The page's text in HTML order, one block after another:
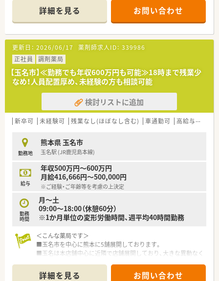
■現在は常勤薬剤師1名と事務員2名の体制で運営されており、
地域に密着した丁寧な服薬指導や在宅業務にも積極的に取り組
んでいます。
■最新の監査システムや薬歴共有システムを完備しており、少人
数の体制でも安全かつ効率的に業務を進められる環境が整って
います。
【募集背景と求める人物像について】
■熊本エリアの店舗拡大に伴い薬剤師が不足しているため、即戦
力として現場を支えていただける方を急募にて幅広く募集して
います。
■最新の調剤機器やITシステムが充実しているため、新しい設備
に対して柔軟に適応し、効率的な業務遂行を目指せる方を求めて
います。
■患者様とのコミュニケーションを大切にしながら、地域の健康
たします。
【法人特徴について】
■福岡県を中心にドラッグストアと調剤薬局を100店舗以上展
開しており、創業40年の歴史を持つ地域に根差した大手チェー
ン店です。
■健康経営優良法人ホワイト500に5年連続で認定されており、
社員の健康増進やワークライフバランスの向上に全社で取り組
んでいます。
■ドラッグ部門と調剤部門の分業が徹底されており、薬剤師はレ
ジ打ちや品出し業務を行わず調剤などの専門業務に専念できる
【こんな方が活躍中】
■子育てと仕事を両立させたい主婦薬剤師の方が多く活躍して
おり、互いにフォローし合える体制があるため急なお休みにも理
■最新機器を活用して効率的に働きたい20代から40代の若手・
中堅層が中心となって、活気ある店舗運営を行っているのが特徴
詳細を見る お問い合わせ
更新日： 2026/06/17 薬剤師求人ID： 339986
正社員
調剤薬局
【玉名市】≪勤務でも年収600万円も可能≫18時まで残業少
なめ！人員配置厚め、未経験の方も相談可能
検討リストに追加
新卒可 未経験可 残業なし(ほぼなし含む) 車通勤可 高給与(600万円以上)
勤務地
熊本県 玉名市
玉名駅 (JR鹿児島本線)
給与
年収500万円～600万円
月給416,666円～500,000円
※ご経験・ご年齢等を考慮の上決定
勤務
時間
月～土
09:00～18:00（休憩60分）
※1か月単位の変形労働時間、週平均40時間勤務
＜こんな薬局です＞
■玉名市を中心に熊本に5舗展開しております。
■玉名は本店舗中心に近隣で店舗展開しており、大きな異動なく
■外来対応はもちろん、在宅、OTC、漢方など様々な分野を学ぶ
詳細を見る お問い合わせ